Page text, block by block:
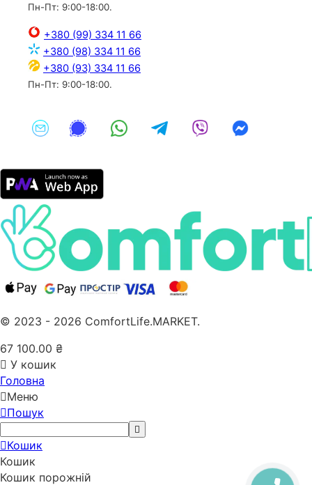
Пн-Пт: 9:00-18:00.
+380 (99) 334 11 66
+380 (98) 334 11 66
+380 (93) 334 11 66
Пн-Пт: 9:00-18:00.
© 2023 - 2026 ComfortLife.MARKET.
67 100.00 ₴
У кошик
Головна
Меню
Пошук
Кошик
Кошик
Кошик порожній